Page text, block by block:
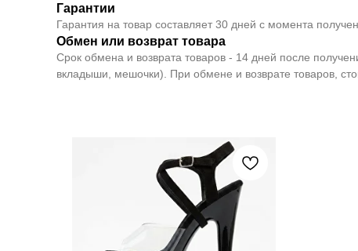
Гарантии
Гарантия на товар составляет 30 дней с момента
Обмен или возврат товара
Срок обмена и возврата товаров - 14 дней после
вкладыши, мешочки). При обмене и возврате товаров,